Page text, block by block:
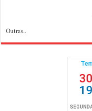
Outras..